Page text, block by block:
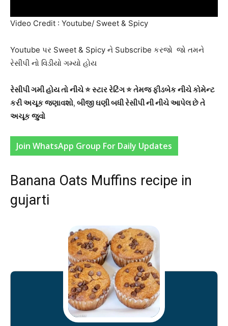
Video Credit : Youtube/ Sweet & Spicy
Youtube પર Sweet & Spicy ને Subscribe કરજો જો તમને
રેસીપી નો વિડીયો ગમ્યો હોય
રેસીપી ગમી હોય તો નીચે ⭐ સ્ટાર રેટિંગ ⭐ તેમજ ફીડબેક નીચે કોમેન્ટ
કરી અચૂક જણાવશો, બીજી ઘણી બધી રેસીપી ની નીચે આપેલ છે તે
અચૂક જુવો
Join WhatsApp Group For Daily Updates
Banana Oats Muffins recipe in
gujarti